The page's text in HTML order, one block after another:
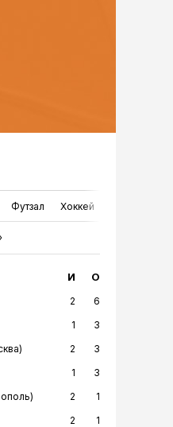
Футзал Хоккей
И О
2
6
1
3
2
3
1
3
2
1
2
1